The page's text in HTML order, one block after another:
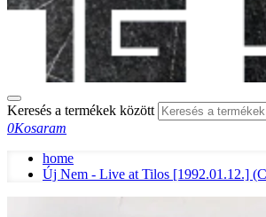
Keresés a termékek között
0Kosaram
home
Új Nem - Live at Tilos [1992.01.12.]